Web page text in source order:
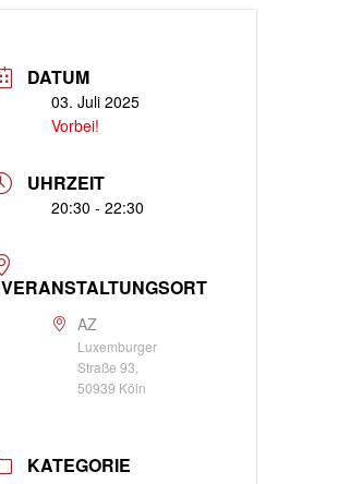
DATUM
03. Juli 2025
Vorbei!
UHRZEIT
20:30 - 22:30
VERANSTALTUNGSORT
AZ
Luxemburger
Straße 93,
50939 Köln
KATEGORIE